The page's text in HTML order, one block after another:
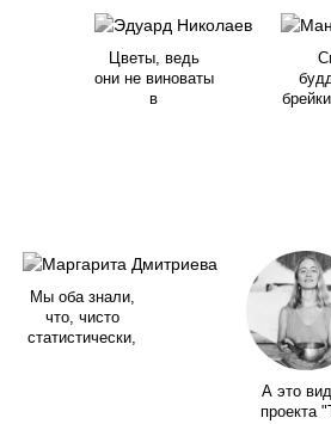
Цветы, ведь
они не виноваты
в
Мы оба знали,
что, чисто
статистически,
А это
проекта